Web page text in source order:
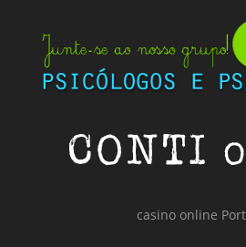
casino online